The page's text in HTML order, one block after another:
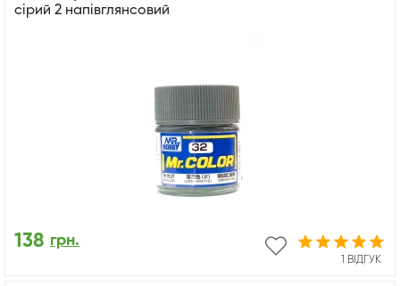
сірий 2 напівглянсовий
1 ВІДГУК
138 грн.